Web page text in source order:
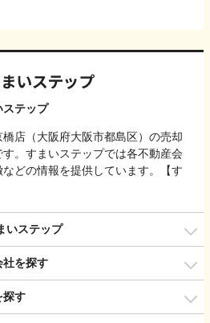
ステップ
店（大阪府大阪市都島区）の売却
。すまいステップでは各不動産会
どの情報を提供しています。【す
いステップ
社を探す
探す